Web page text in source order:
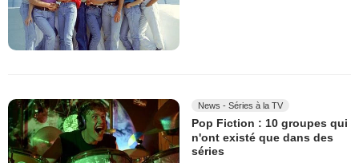
News - Séries à la TV
Pop Fiction : 10 groupes qui
n'ont existé que dans des
séries